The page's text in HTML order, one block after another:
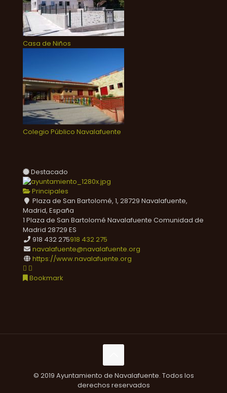
Casa de Niños
Colegio Público Navalafuente
Destacado
Principales
Plaza de San Bartolomé, 1, 28729 Navalafuente,
Madrid, España
1 Plaza de San Bartolomé Navalafuente Comunidad de
Madrid 28729 ES
918 432 275918 432 275
navalafuente@navalafuente.org
https://www.navalafuente.org
Bookmark
© 2019 Ayuntamiento de Navalafuente. Todos los
derechos reservados